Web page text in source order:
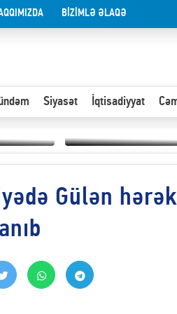
BİZİMLƏ ƏLAQƏ
Siyasət İqtisadiyyat
Olduğu kimi görünən
Gülən